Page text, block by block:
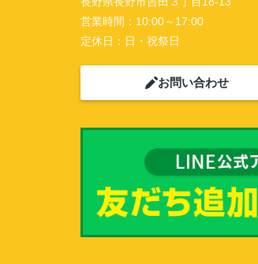
営業時間： 10:00～17:00
定休日： 日・祝祭日
お問い合わせ